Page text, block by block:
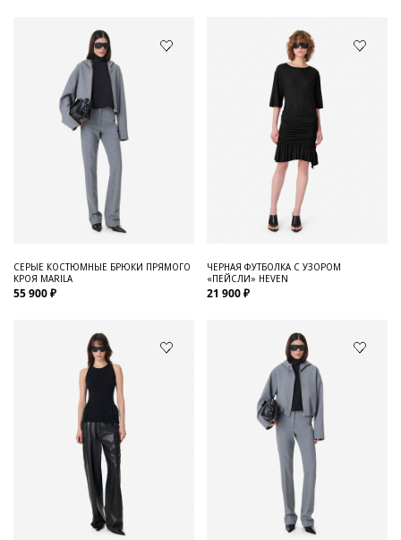
СЕРЫЕ КОСТЮМНЫЕ БРЮКИ ПРЯМОГО
КРОЯ MARILA
55 900 ₽
ЧЕРНАЯ ФУТБОЛКА С УЗОРОМ
«ПЕЙСЛИ» HEVEN
21 900 ₽